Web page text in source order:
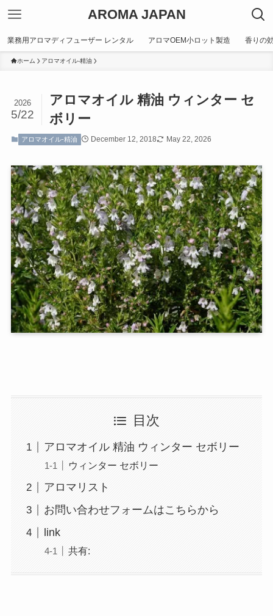
AROMA JAPAN
業務用アロマディフューザー レンタル アロマOEM小ロット製造 香りの
ホーム アロマオイル-精油
アロマオイル 精油 ウィンター セ
ボリー
2026
5/22
アロマオイル-精油 December 12, 2018 May 22, 2026
目次
アロマオイル 精油 ウィンター セボリー
ウィンター セボリー
アロマリスト
お問い合わせフォームはこちらから
link
共有: